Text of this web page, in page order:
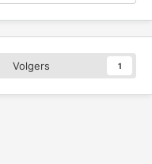
Volgers 1